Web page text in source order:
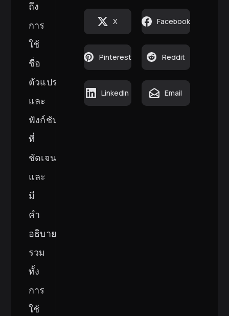
ถึง
การ
ใช้
ชื่อ
ตัวแปร
และ
ฟังก์ชัน
ที่
ชัดเจน
และ
มี
คำ
อธิบาย
รวม
ทั้ง
การ
ใช้
X Facebook
Pinterest Reddit
LinkedIn Email